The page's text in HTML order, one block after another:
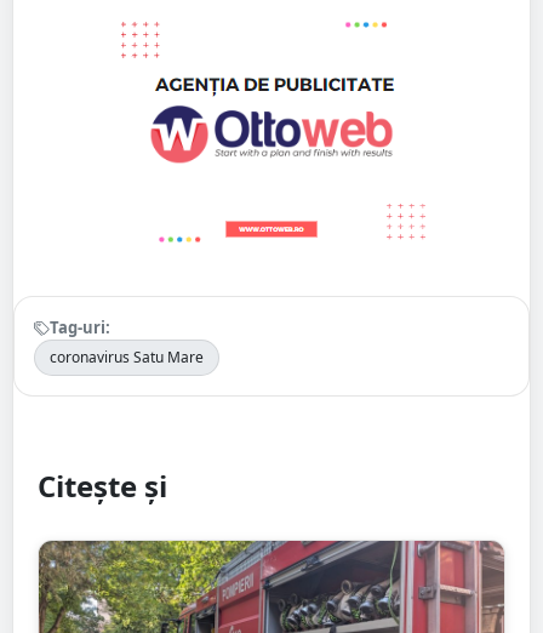
Tag-uri:
coronavirus Satu Mare
Citește și